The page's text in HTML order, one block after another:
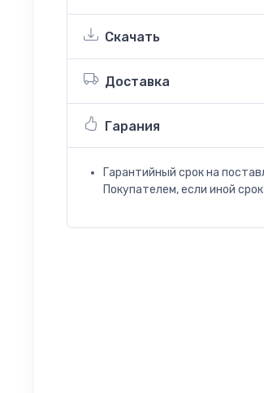
Скачать
Доставка
Гарания
Гарантийный срок на
Покупателем, если иной